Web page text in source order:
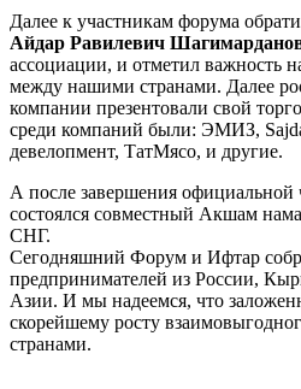
Далее к участникам форума
Айдар Равилевич
ассоциации, и отметил важность
между нашими странами. Далее
компании презентовали свой
среди компаний были: ЭМИЗ,
девелопмент, ТатМясо, и другие.
А после завершения официальной
состоялся совместный Акшам
СНГ.
Сегодняшний Форум и Ифтар
предпринимателей из России,
Азии. И мы надеемся, что
скорейшему росту
странами.